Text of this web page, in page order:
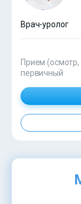
Врач-уролог
Прием (осмотр,
первичный